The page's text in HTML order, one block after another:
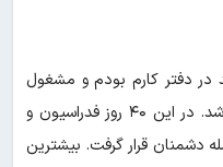
دفتر کارم بودم و مشغول
تلفن صحبت کردن بودم که بمباران شد. در این ۴۰ روز فدراسیون و
مورد حمله دشمنان قرار گرفت. بیشترین